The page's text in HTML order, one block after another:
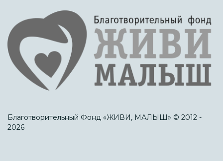
Благотворительный Фонд «ЖИВИ, МАЛЫШ» © 2012 -
2026